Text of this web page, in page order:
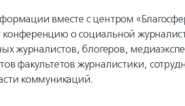
вместе с центром
о социальной
журналистов, блогеров,
факультетов журналистики,
коммуникаций.